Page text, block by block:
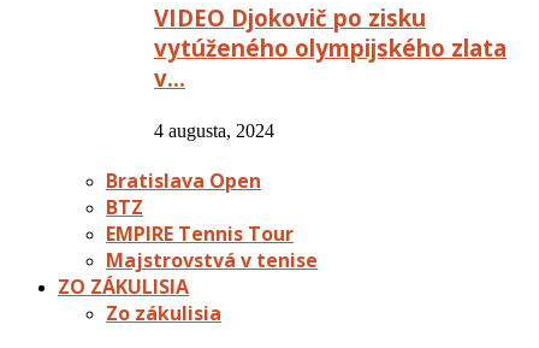
VIDEO Djokovič po zisku
vytúženého olympijského zlata
v…
4 augusta, 2024
Bratislava Open
BTZ
EMPIRE Tennis Tour
Majstrovstvá v tenise
ZO ZÁKULISIA
Zo zákulisia